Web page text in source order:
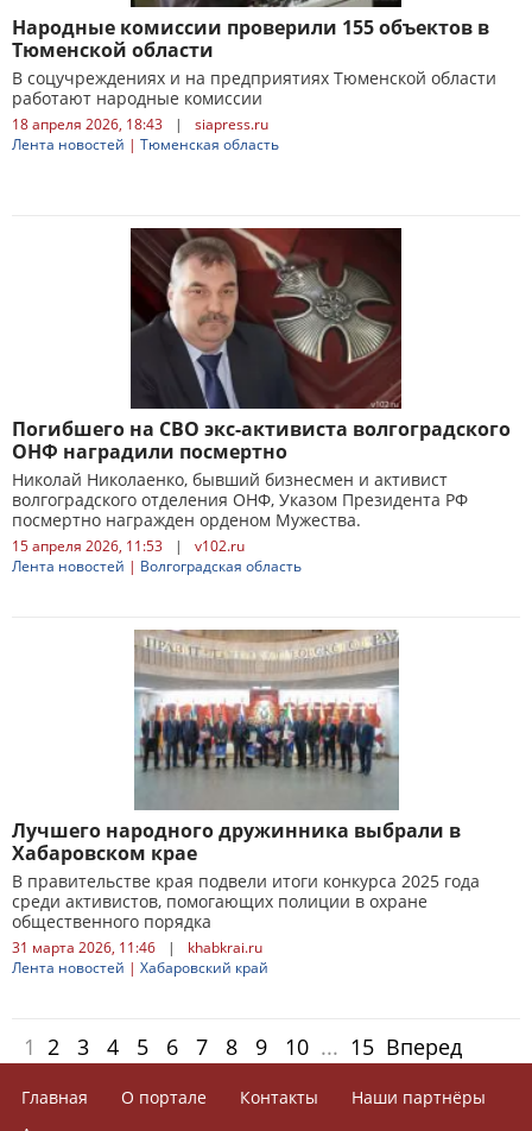
​Народные комиссии проверили 155 объектов в
Тюменской области
В соцучреждениях и на предприятиях Тюменской области
работают народные комиссии
18 апреля 2026, 18:43 |
siapress.ru
Лента новостей | Тюменская область
Погибшего на СВО экс-активиста волгоградского
ОНФ наградили посмертно
Николай Николаенко, бывший бизнесмен и активист
волгоградского отделения ОНФ, Указом Президента РФ
посмертно награжден орденом Мужества.
15 апреля 2026, 11:53 |
v102.ru
Лента новостей | Волгоградская область
Лучшего народного дружинника выбрали в
Хабаровском крае
В правительстве края подвели итоги конкурса 2025 года
среди активистов, помогающих полиции в охране
общественного порядка
31 марта 2026, 11:46 |
khabkrai.ru
Лента новостей | Хабаровский край
1 2 3 4 5 6 7 8 9 10 ... 15 Вперед
Главная О портале Контакты
Наши партнёры